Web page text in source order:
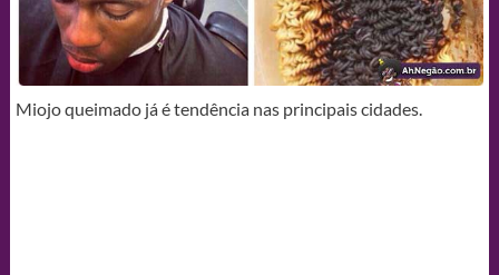
Miojo queimado já é tendência nas principais cidades.